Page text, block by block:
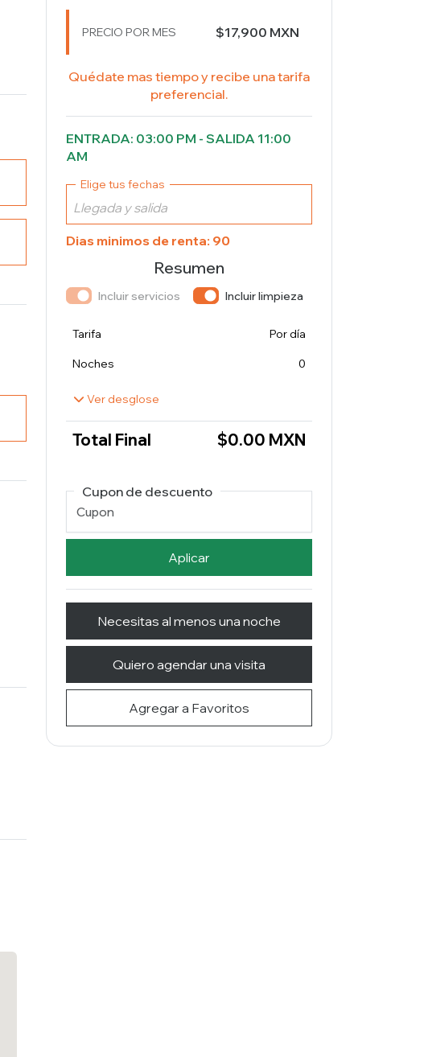
PRECIO POR MES $17,900 MXN
Quédate mas tiempo y recibe una tarifa
preferencial.
ENTRADA: 03:00 PM - SALIDA 11:00
AM
Elige tus fechas
Dias minimos de renta: 90
Resumen
Incluir servicios Incluir limpieza
Tarifa Por día
Noches 0
Ver desglose
Total Final $0.00 MXN
Cupon de descuento
Aplicar
Necesitas al menos una noche
Quiero agendar una visita
Agregar a Favoritos